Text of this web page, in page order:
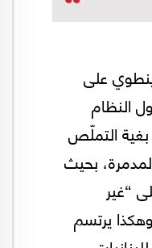
على
النظام
بغية التملّص
بحيث
“غير
يرتسم